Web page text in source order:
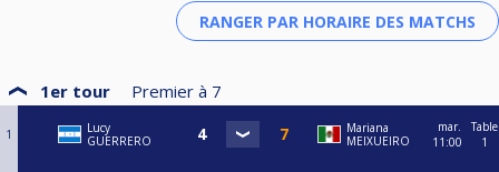
1er tour Premier à 7
1
Lucy
GUERRERO
Mariana
MEIXUEIRO
mar.
11:00
Table
1